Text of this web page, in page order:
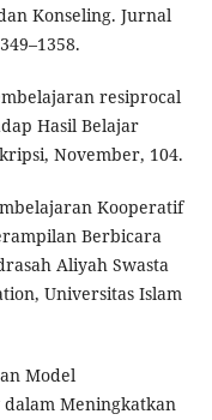
Konseling. Jurnal
resiprocal
Hasil Belajar
November, 104.
Kooperatif
Berbicara
Aliyah Swasta
Universitas Islam
Model
Meningkatkan